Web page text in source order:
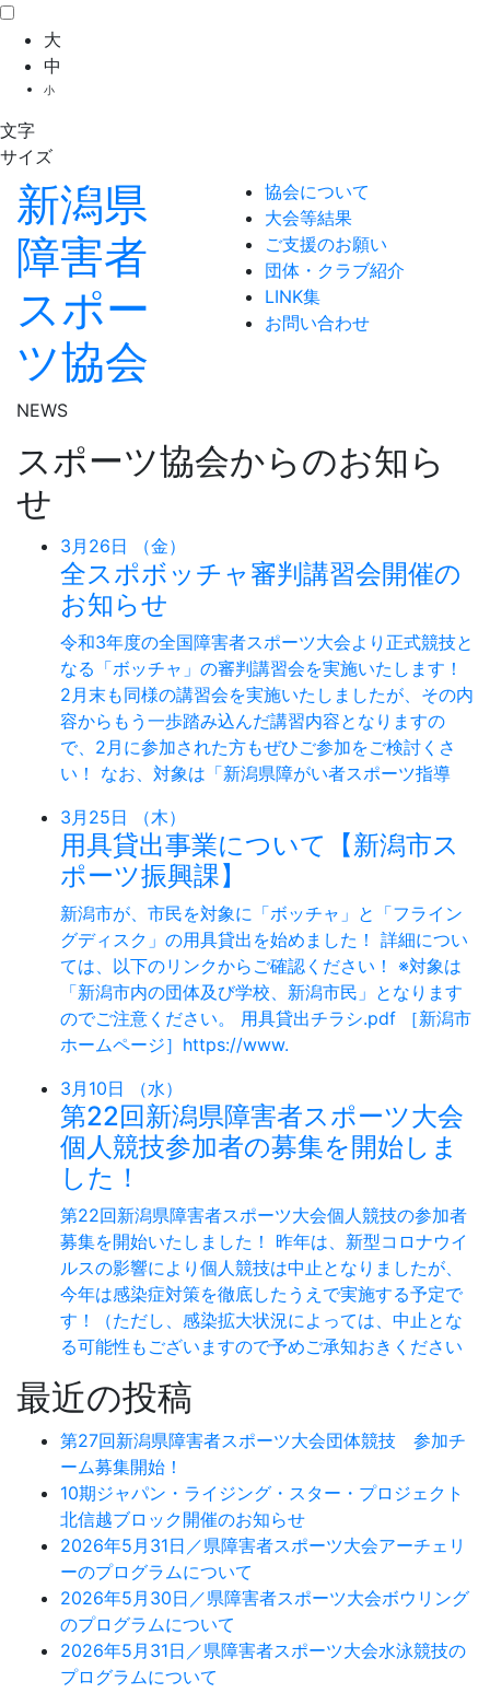
大
中
小
文字
サイズ
新潟県
障害者
スポー
ツ協会
協会について
大会等結果
ご支援のお願い
団体・クラブ紹介
LINK集
お問い合わせ
NEWS
スポーツ協会からのお知ら
せ
3月26日 （金）
全スポボッチャ審判講習会開催の
お知らせ
令和3年度の全国障害者スポーツ大会より正式競技と
なる「ボッチャ」の審判講習会を実施いたします！
2月末も同様の講習会を実施いたしましたが、その内
容からもう一歩踏み込んだ講習内容となりますの
で、2月に参加された方もぜひご参加をご検討くさ
い！ なお、対象は「新潟県障がい者スポーツ指導
3月25日 （木）
用具貸出事業について【新潟市ス
ポーツ振興課】
新潟市が、市民を対象に「ボッチャ」と「フライン
グディスク」の用具貸出を始めました！ 詳細につい
ては、以下のリンクからご確認ください！ ※対象は
「新潟市内の団体及び学校、新潟市民」となります
のでご注意ください。 用具貸出チラシ.pdf ［新潟市
ホームページ］https://www.
3月10日 （水）
第22回新潟県障害者スポーツ大会
個人競技参加者の募集を開始しま
した！
第22回新潟県障害者スポーツ大会個人競技の参加者
募集を開始いたしました！ 昨年は、新型コロナウイ
ルスの影響により個人競技は中止となりましたが、
今年は感染症対策を徹底したうえで実施する予定で
す！（ただし、感染拡大状況によっては、中止とな
る可能性もございますので予めご承知おきください
最近の投稿
第27回新潟県障害者スポーツ大会団体競技 参加チ
ーム募集開始！
10期ジャパン・ライジング・スター・プロジェクト
北信越ブロック開催のお知らせ
2026年5月31日／県障害者スポーツ大会アーチェリ
ーのプログラムについて
2026年5月30日／県障害者スポーツ大会ボウリング
のプログラムについて
2026年5月31日／県障害者スポーツ大会水泳競技の
プログラムについて